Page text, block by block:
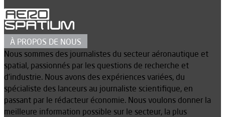
À PROPOS DE NOUS
Nous sommes des journalistes du secteur aéronautique et
spatial, passionnés par les questions de recherche et
d’industrie. Nous avons des expériences variées, du
spécialiste des lanceurs au journaliste scientifique, en
passant par le rédacteur économie. Nous voulons donner la
meilleure information possible sur le secteur, la plus